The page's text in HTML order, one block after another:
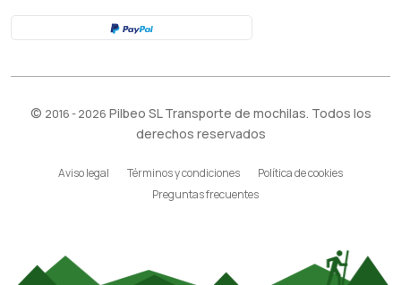
© 2016 - 2026 Pilbeo SL Transporte de mochilas. Todos los
derechos reservados
Aviso legal Términos y condiciones
Política de cookies
Preguntas frecuentes